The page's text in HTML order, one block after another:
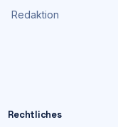
Redaktion
Rechtliches